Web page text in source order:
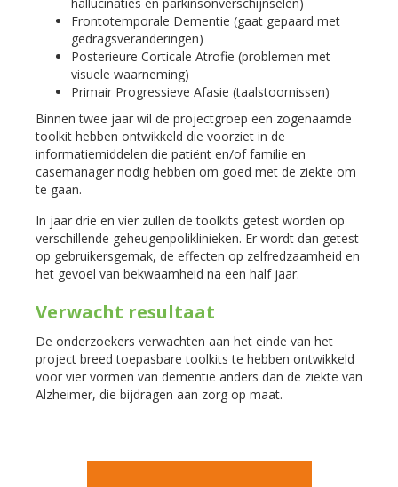
hallucinaties en parkinsonverschijnselen)
Frontotemporale Dementie (gaat gepaard met
gedragsveranderingen)
Posterieure Corticale Atrofie (problemen met
visuele waarneming)
Primair Progressieve Afasie (taalstoornissen)
Binnen twee jaar wil de projectgroep een zogenaamde
toolkit hebben ontwikkeld die voorziet in de
informatiemiddelen die patiënt en/of familie en
casemanager nodig hebben om goed met de ziekte om
te gaan.
In jaar drie en vier zullen de toolkits getest worden op
verschillende geheugenpoliklinieken. Er wordt dan getest
op gebruikersgemak, de effecten op zelfredzaamheid en
het gevoel van bekwaamheid na een half jaar.
Verwacht resultaat
De onderzoekers verwachten aan het einde van het
project breed toepasbare toolkits te hebben ontwikkeld
voor vier vormen van dementie anders dan de ziekte van
Alzheimer, die bijdragen aan zorg op maat.